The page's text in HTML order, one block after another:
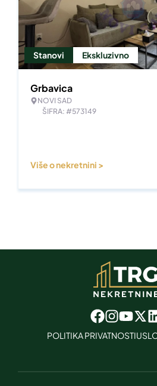
Stanovi Ekskluzivno
Grbavica
NOVI SAD
ŠIFRA: #573149
Više o nekretnini >
POLITIKA PRIVATNOSTI